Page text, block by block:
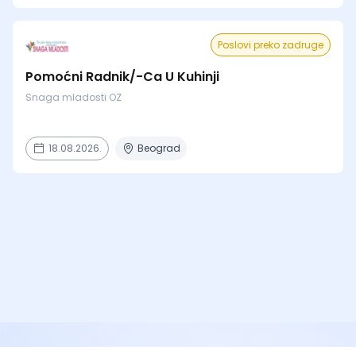
Poslovi preko zadruge
Pomoćni Radnik/-Ca U Kuhinji
Snaga mladosti OZ
18.08.2026. Beograd